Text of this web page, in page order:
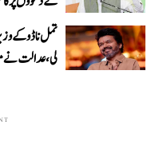
تمل ناڈو کے
لی، عدالت نے